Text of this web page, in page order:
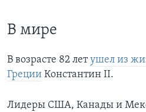
В мире
В возрасте 82 летушел из
Греции Константин II.
Лидеры США, Канады и